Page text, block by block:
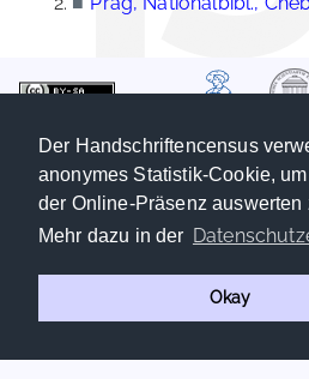
Der Handschriftencensus
anonymes Statistik-Cookie,
der Online-Präsenz auswerten
Mehr dazu in der
Okay